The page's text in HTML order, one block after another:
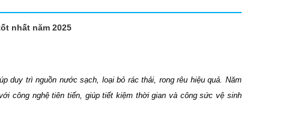
nhất năm 2025
duy trì nguồn nước sạch, loại bỏ rác thải, rong rêu hiệu quả. Năm
công nghệ tiên tiến, giúp tiết kiệm thời gian và công sức vệ sinh